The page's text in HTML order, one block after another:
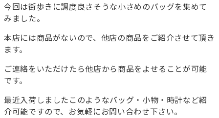
今回は街歩きに調度良さそうな小さめのバッグを集めて
みました。
本店には商品がないので、他店の商品をご紹介させて頂き
ます。
ご連絡をいただけたら他店から商品をよせることが可能
です。
最近入荷しましたこのようなバッグ・小物・時計など紹
介可能ですので、お気軽にお問い合わせ下さい。